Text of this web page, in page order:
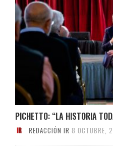
PICHETTO: “LA HISTORIA
REDACCIÓN IR 8 OCTUBRE,